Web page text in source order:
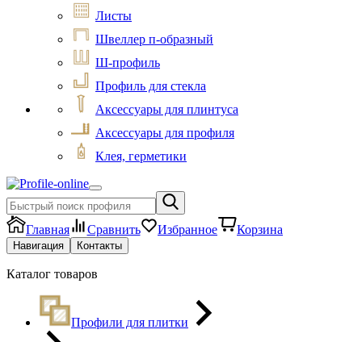
Листы
Швеллер п-образный
Ш-профиль
Профиль для стекла
Аксессуары для плинтуса
Аксессуары для профиля
Клея, герметики
Главная Сравнить Избранное Корзина
Навигация Контакты
Каталог товаров
Профили для плитки